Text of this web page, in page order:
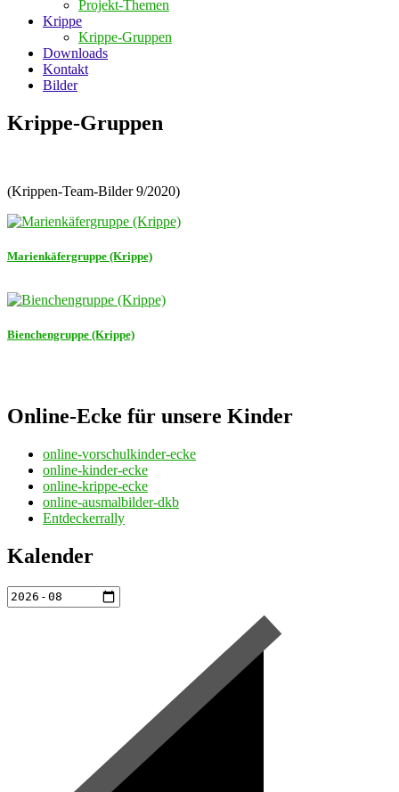
Projekt-Themen
Krippe
Krippe-Gruppen
Downloads
Kontakt
Bilder
Krippe-Gruppen
(Krippen-Team-Bilder 9/2020)
Marienkäfergruppe (Krippe)
Bienchengruppe (Krippe)
Online-Ecke für unsere Kinder
online-vorschulkinder-ecke
online-kinder-ecke
online-krippe-ecke
online-ausmalbilder-dkb
Entdeckerrally
Kalender